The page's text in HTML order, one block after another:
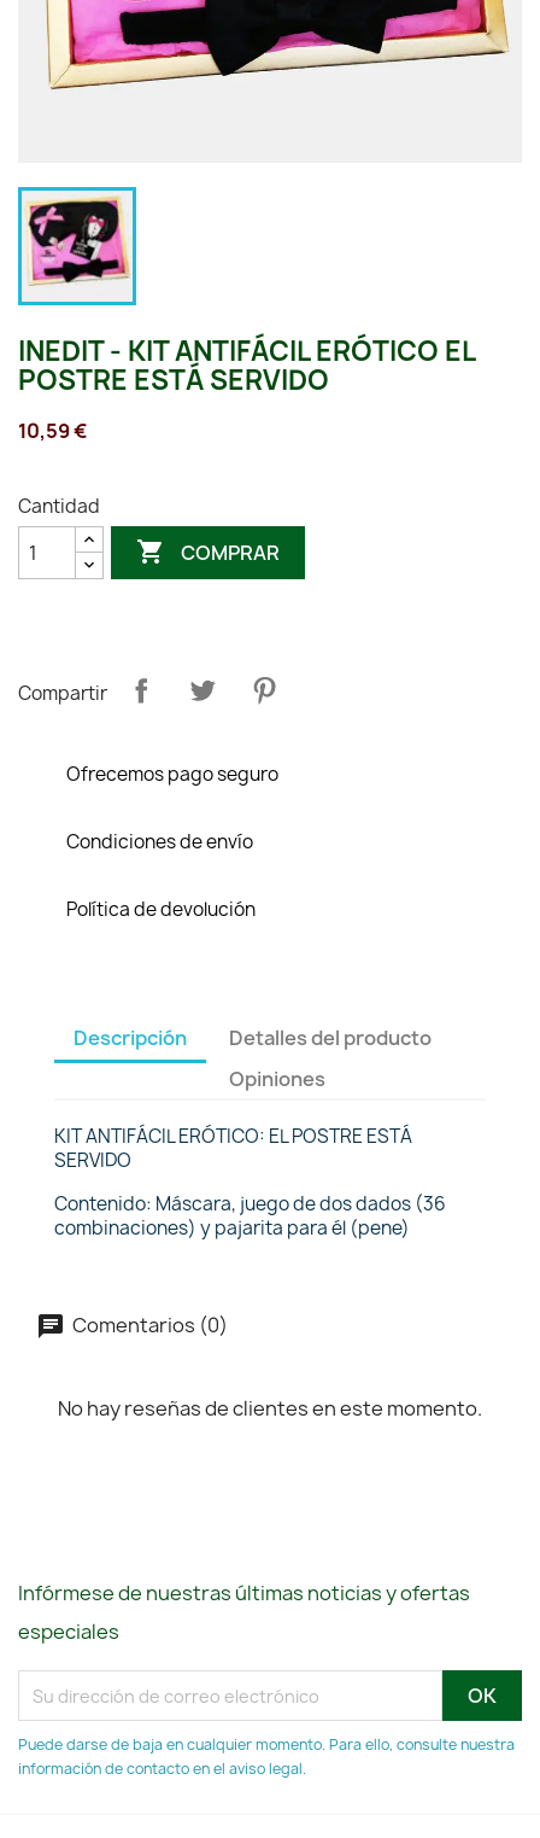
INEDIT - KIT ANTIFÁCIL ERÓTICO EL
POSTRE ESTÁ SERVIDO
10,59 €
Cantidad
 COMPRAR
Compartir
Ofrecemos pago seguro
Condiciones de envío
Política de devolución
Descripción
Detalles del producto
Opiniones
KIT ANTIFÁCIL ERÓTICO: EL POSTRE ESTÁ
SERVIDO
Contenido: Máscara, juego de dos dados (36
combinaciones) y pajarita para él (pene)
Comentarios (0)
No hay reseñas de clientes en este momento.
Infórmese de nuestras últimas noticias y ofertas
especiales
Puede darse de baja en cualquier momento. Para ello, consulte nuestra
información de contacto en el aviso legal.